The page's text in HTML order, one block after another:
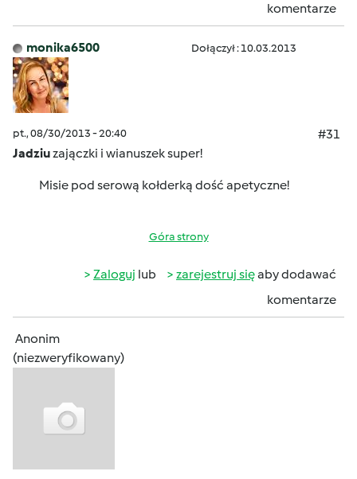
komentarze
monika6500 Dołączył : 10.03.2013
pt., 08/30/2013 - 20:40
#31
Jadziuzajączki i wianuszek super!
Misie pod serową kołderką dość apetyczne!
Góra strony
Zaloguj lub zarejestruj sięaby dodawać
komentarze
Anonim
(niezweryfikowany)